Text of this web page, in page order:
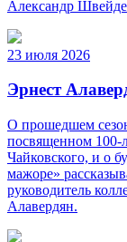
Александр
23 июля 2026
Эрнест
О прошедшем
посвященном 100-
Чайковского, и о
мажоре»
руководитель
Алавердян.